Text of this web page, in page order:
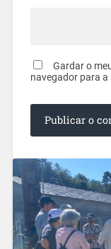
Gardar o
navegador para